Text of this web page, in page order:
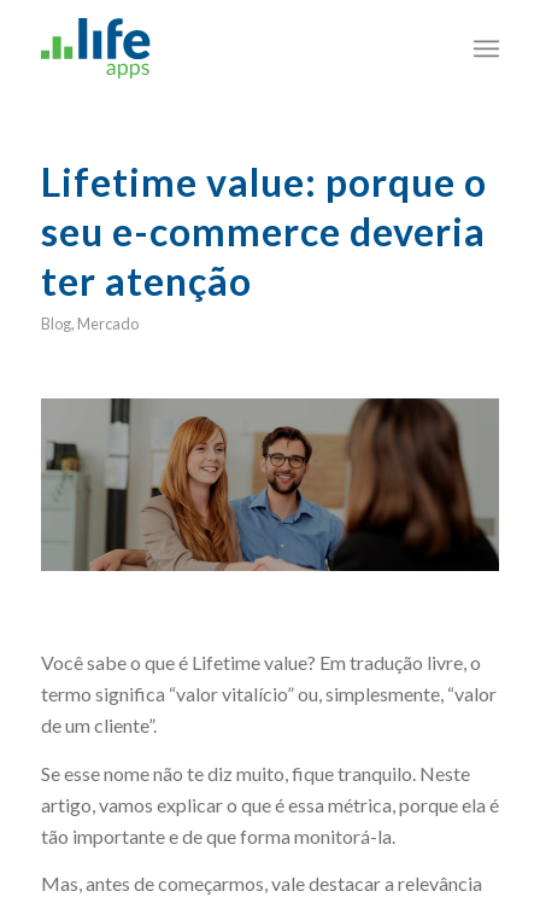
Lifetime value: porque o
seu e-commerce deveria
ter atenção
Blog, Mercado
Você sabe o que é Lifetime value? Em tradução livre, o
termo significa “valor vitalício” ou, simplesmente, “valor
de um cliente”.
Se esse nome não te diz muito, fique tranquilo. Neste
artigo, vamos explicar o que é essa métrica, porque ela é
tão importante e de que forma monitorá-la.
Mas, antes de começarmos, vale destacar a relevância